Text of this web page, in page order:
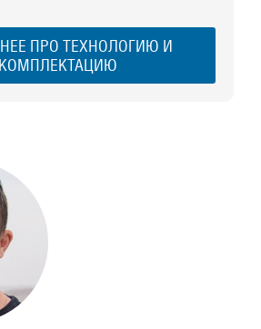
ПРО ТЕХНОЛОГИЮ И
КОМПЛЕКТАЦИЮ